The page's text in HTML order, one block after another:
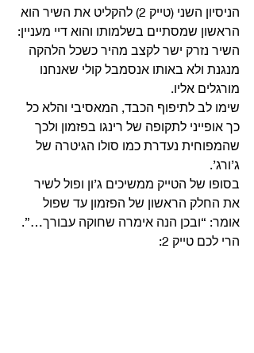
הניסיון השני (טייק 2) להקליט את השיר הוא
הראשון שמסתיים בשלמותו והוא דיי מעניין:
השיר נזרק ישר לקצב מהיר כשכל הלהקה
מנגנת ולא באותו אנסמבל קולי שאנחנו
מורגלים אליו.
שימו לב לתיפוף הכבד, המאסיבי והלא כל
כך אופייני לתקופה של רינגו בפזמון ולכך
שהמפוחית נעדרת כמו סולו הגיטרה של
ג’ורג’.
בסופו של הטייק ממשיכים ג’ון ופול לשיר
את החלק הראשון של הפזמון עד שפול
אומר: “ובכן הנה אימרה שחוקה עבורך…”.
הרי לכם טייק 2: